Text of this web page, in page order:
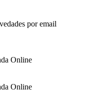
por email